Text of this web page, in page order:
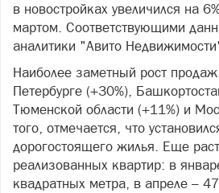
в новостройках увеличился на
мартом. Соответствующими
аналитики "Авито
Наиболее заметный рост
Петербурге (+30%),
Тюменской области (+11%) и
того, отмечается, что
дорогостоящего жилья. Еще
реализованных квартир: в
квадратных метра, в апреле –